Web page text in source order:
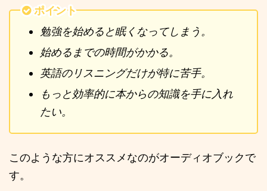
ポイント
勉強を始めると眠くなってしまう。
始めるまでの時間がかかる。
英語のリスニングだけが特に苦手。
もっと効率的に本からの知識を手に入れ
たい。
このような方にオススメなのがオーディオブックで
す。